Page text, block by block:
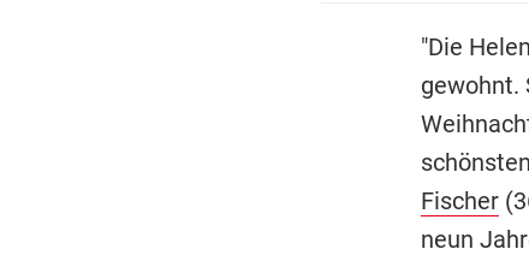
"Die
gewohnt.
Fischer
neun